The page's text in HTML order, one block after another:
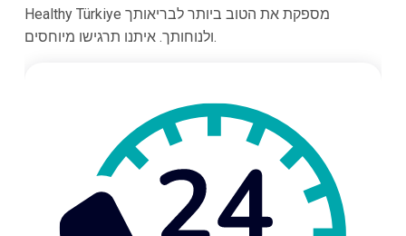
Healthy Türkiye מספקת את הטוב ביותר לבריאותך
ולנוחותך. איתנו תרגישו מיוחסים.